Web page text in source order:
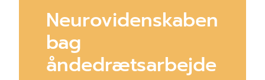
Neurovidenskaben
bag
åndedrætsarbejde